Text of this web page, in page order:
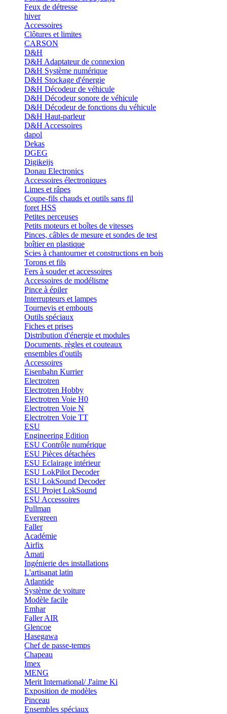
Feux de détresse
hiver
Accessoires
Clôtures et limites
CARSON
D&H
D&H Adaptateur de connexion
D&H Système numérique
D&H Stockage d'énergie
D&H Décodeur de véhicule
D&H Décodeur sonore de véhicule
D&H Décodeur de fonctions du véhicule
D&H Haut-parleur
D&H Accessoires
dapol
Dekas
DGEG
Digikeijs
Donau Electronics
Accessoires électroniques
Limes et râpes
Coupe-fils chauds et outils sans fil
foret HSS
Petites perceuses
Petits moteurs et boîtes de vitesses
Pinces, câbles de mesure et sondes de test
boîtier en plastique
Scies à chantourner et constructions en bois
Torons et fils
Fers à souder et accessoires
Accessoires de modélisme
Pince à épiler
Interrupteurs et lampes
Tournevis et embouts
Outils spéciaux
Fiches et prises
Distribution d'énergie et modules
Documents, règles et couteaux
ensembles d'outils
Accessoires
Eisenbahn Kurrier
Electrotren
Electrotren Hobby
Electrotren Voie H0
Electrotren Voie N
Electrotren Voie TT
ESU
Engineering Edition
ESU Contrôle numérique
ESU Pièces détachées
ESU Eclairage intérieur
ESU LokPilot Decoder
ESU LokSound Decoder
ESU Projet LokSound
ESU Accessoires
Pullman
Evergreen
Faller
Académie
Airfix
Amati
Ingénierie des installations
L'artisanat latin
Atlantide
Système de voiture
Modèle facile
Emhar
Faller AIR
Glencoe
Hasegawa
Chef de passe-temps
Chapeau
Imex
MENG
Merit International/ J'aime Ki
Exposition de modèles
Pinceau
Ensembles spéciaux